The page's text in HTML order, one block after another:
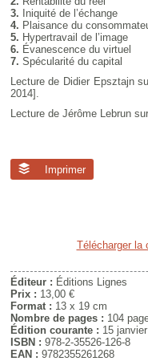
3. Iniquité de l’échange
4. Plaisance du
5. Hypertravail de l’image
6. Évanescence du virtuel
7. Spécularité du capital
Lecture de Didier Epsztajn
2014].
Lecture de Jérôme Lebrun sur
Imprimer
Télécharger la
Éditeur : Éditions Lignes
Prix : 13,00 €
Format : 13 x 19 cm
Nombre de pages : 104
Édition courante : 15
ISBN : 978-2-35526-126-8
EAN : 9782355261268